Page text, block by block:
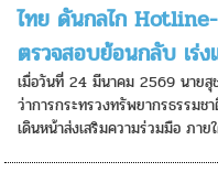
ไทย ดันกลไก
ตรวจสอบย้อนกลับ เ
เมื่อวันที่ 24 มีนาคม 2569 นายสุ
ว่าการกระทรวงทรัพยากรธรรม
เดินหน้าส่งเสริมความร่วมมือ ภาย